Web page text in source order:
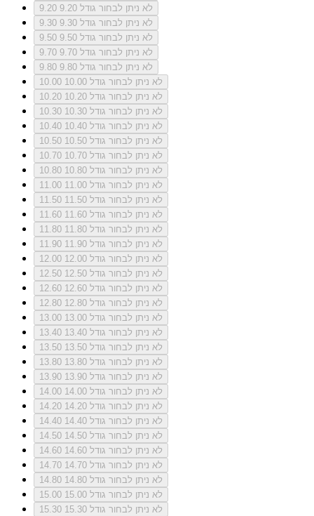
9.20
לא ניתן לבחור גודל 9.20
9.30
לא ניתן לבחור גודל 9.30
9.50
לא ניתן לבחור גודל 9.50
9.70
לא ניתן לבחור גודל 9.70
9.80
לא ניתן לבחור גודל 9.80
10.00
לא ניתן לבחור גודל 10.00
10.20
לא ניתן לבחור גודל 10.20
10.30
לא ניתן לבחור גודל 10.30
10.40
לא ניתן לבחור גודל 10.40
10.50
לא ניתן לבחור גודל 10.50
10.70
לא ניתן לבחור גודל 10.70
10.80
לא ניתן לבחור גודל 10.80
11.00
לא ניתן לבחור גודל 11.00
11.50
לא ניתן לבחור גודל 11.50
11.60
לא ניתן לבחור גודל 11.60
11.80
לא ניתן לבחור גודל 11.80
11.90
לא ניתן לבחור גודל 11.90
12.00
לא ניתן לבחור גודל 12.00
12.50
לא ניתן לבחור גודל 12.50
12.60
לא ניתן לבחור גודל 12.60
12.80
לא ניתן לבחור גודל 12.80
13.00
לא ניתן לבחור גודל 13.00
13.40
לא ניתן לבחור גודל 13.40
13.50
לא ניתן לבחור גודל 13.50
13.80
לא ניתן לבחור גודל 13.80
13.90
לא ניתן לבחור גודל 13.90
14.00
לא ניתן לבחור גודל 14.00
14.20
לא ניתן לבחור גודל 14.20
14.40
לא ניתן לבחור גודל 14.40
14.50
לא ניתן לבחור גודל 14.50
14.60
לא ניתן לבחור גודל 14.60
14.70
לא ניתן לבחור גודל 14.70
14.80
לא ניתן לבחור גודל 14.80
15.00
לא ניתן לבחור גודל 15.00
15.30
לא ניתן לבחור גודל 15.30